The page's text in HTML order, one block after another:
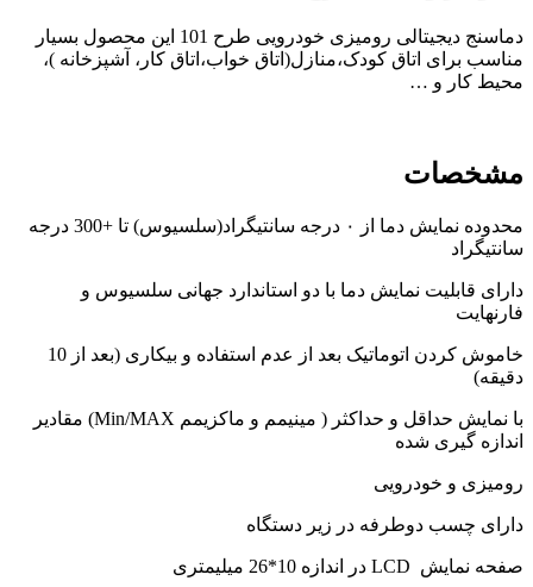
دماسنج دیجیتالی رومیزی خودرویی طرح 101 این محصول بسیار
مناسب برای اتاق کودک،منازل(اتاق خواب،اتاق کار، آشپزخانه )،
محیط کار و …
مشخصات
محدوده نمایش دما از ۰ درجه سانتیگراد(سلسیوس) تا +300 درجه
سانتیگراد
دارای قابلیت نمایش دما با دو استاندارد جهانی سلسیوس و
فارنهایت
خاموش کردن اتوماتیک بعد از عدم استفاده و بیکاری (بعد از 10
دقیقه)
با نمایش حداقل و حداکثر ( مینیمم و ماکزیمم Min/MAX) مقادیر
اندازه گیری شده
رومیزی و خودرویی
دارای چسب دوطرفه در زیر دستگاه
صفحه نمایش LCD در اندازه 10*26 میلیمتری